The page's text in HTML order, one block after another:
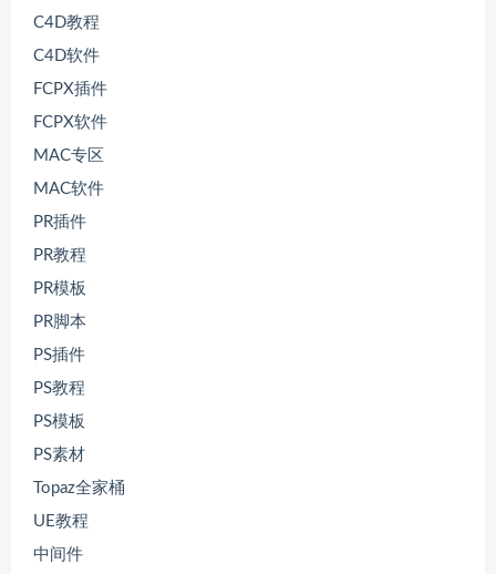
C4D教程
C4D软件
FCPX插件
FCPX软件
MAC专区
MAC软件
PR插件
PR教程
PR模板
PR脚本
PS插件
PS教程
PS模板
PS素材
Topaz全家桶
UE教程
中间件